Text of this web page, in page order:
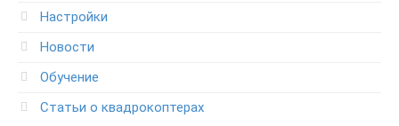
Настройки
Новости
Обучение
Статьи о квадрокоптерах